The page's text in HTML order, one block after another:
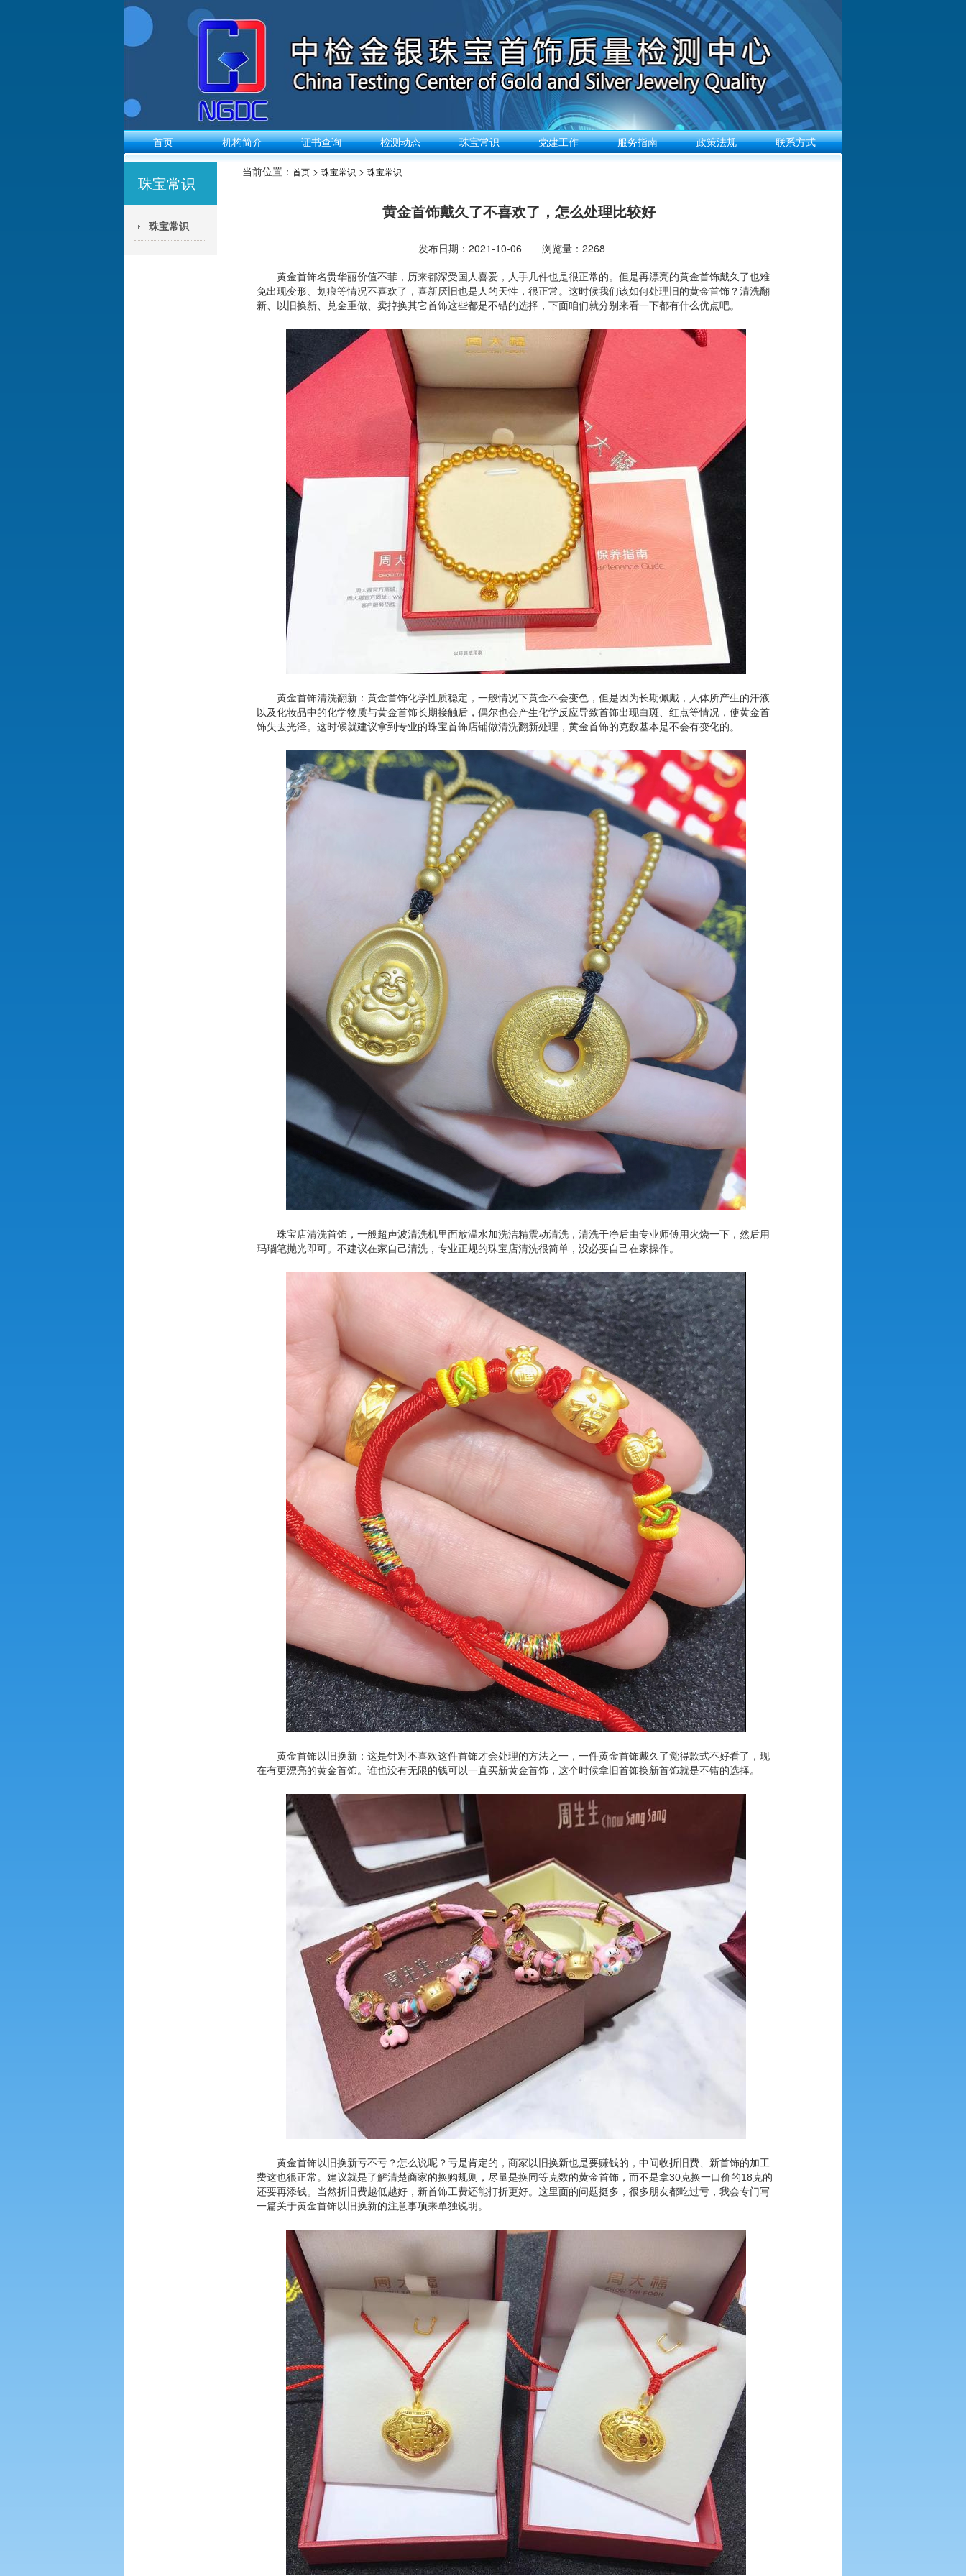
首页 机构简介 证书查询 检测动态 珠宝常识 党建工作 服务指南 政策法规 联系方式
珠宝常识
珠宝常识
当前位置： 首页 > 珠宝常识 > 珠宝常识
黄金首饰戴久了不喜欢了，怎么处理比较好
发布日期：2021-10-06 浏览量：2268
黄金首饰名贵华丽价值不菲，历来都深受国人喜爱，人手几件也是很正常的。但是再漂亮的黄金首饰戴久了也难
免出现变形、划痕等情况不喜欢了，喜新厌旧也是人的天性，很正常。这时候我们该如何处理旧的黄金首饰？清洗翻
新、以旧换新、兑金重做、卖掉换其它首饰这些都是不错的选择，下面咱们就分别来看一下都有什么优点吧。
黄金首饰清洗翻新：黄金首饰化学性质稳定，一般情况下黄金不会变色，但是因为长期佩戴，人体所产生的汗液
以及化妆品中的化学物质与黄金首饰长期接触后，偶尔也会产生化学反应导致首饰出现白斑、红点等情况，使黄金首
饰失去光泽。这时候就建议拿到专业的珠宝首饰店铺做清洗翻新处理，黄金首饰的克数基本是不会有变化的。
珠宝店清洗首饰，一般超声波清洗机里面放温水加洗洁精震动清洗，清洗干净后由专业师傅用火烧一下，然后用
玛瑙笔抛光即可。不建议在家自己清洗，专业正规的珠宝店清洗很简单，没必要自己在家操作。
黄金首饰以旧换新：这是针对不喜欢这件首饰才会处理的方法之一，一件黄金首饰戴久了觉得款式不好看了，现
在有更漂亮的黄金首饰。谁也没有无限的钱可以一直买新黄金首饰，这个时候拿旧首饰换新首饰就是不错的选择。
黄金首饰以旧换新亏不亏？怎么说呢？亏是肯定的，商家以旧换新也是要赚钱的，中间收折旧费、新首饰的加工
费这也很正常。建议就是了解清楚商家的换购规则，尽量是换同等克数的黄金首饰，而不是拿30克换一口价的18克的
还要再添钱。当然折旧费越低越好，新首饰工费还能打折更好。这里面的问题挺多，很多朋友都吃过亏，我会专门写
一篇关于黄金首饰以旧换新的注意事项来单独说明。